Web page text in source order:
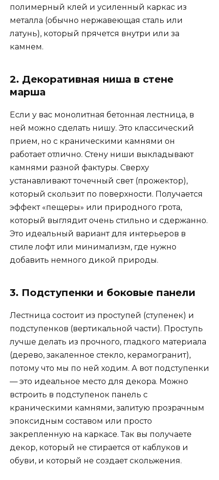
полимерный клей и усиленный каркас из
металла (обычно нержавеющая сталь или
латунь), который прячется внутри или за
камнем.
2. Декоративная ниша в стене
марша
Если у вас монолитная бетонная лестница, в
ней можно сделать нишу. Это классический
прием, но с краническими камнями он
работает отлично. Стену ниши выкладывают
камнями разной фактуры. Сверху
устанавливают точечный свет (прожектор),
который скользит по поверхности. Получается
эффект «пещеры» или природного грота,
который выглядит очень стильно и сдержанно.
Это идеальный вариант для интерьеров в
стиле лофт или минимализм, где нужно
добавить немного дикой природы.
3. Подступенки и боковые панели
Лестница состоит из проступей (ступенек) и
подступенков (вертикальной части). Проступь
лучше делать из прочного, гладкого материала
(дерево, закаленное стекло, керамогранит),
потому что мы по ней ходим. А вот подступенки
— это идеальное место для декора. Можно
встроить в подступенок панель с
краническими камнями, залитую прозрачным
эпоксидным составом или просто
закрепленную на каркасе. Так вы получаете
декор, который не стирается от каблуков и
обуви, и который не создает скольжения.